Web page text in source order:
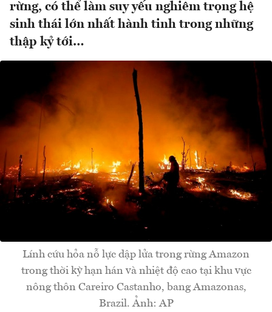
rừng, có thể làm suy yếu nghiêm trọng hệ
sinh thái lớn nhất hành tinh trong những
thập kỷ tới…
Lính cứu hỏa nỗ lực dập lửa trong rừng Amazon
trong thời kỳ hạn hán và nhiệt độ cao tại khu vực
nông thôn Careiro Castanho, bang Amazonas,
Brazil. Ảnh: AP